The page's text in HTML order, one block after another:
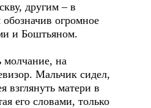
другим – в
огромное
и Боштьяном.
молчание, на
Мальчик сидел,
взглянуть матери в
его словами, только